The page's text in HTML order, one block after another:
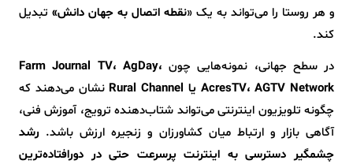
و هر روستا را می‌تواند به یک «نقطه اتصال به جهان دانش» تبدیل
کند.
در سطح جهانی، نمونه‌هایی چون Farm Journal TV، AgDay،
AcresTV، AGTV Network یا Rural Channel
نشان می‌دهند که
چگونه تلویزیون اینترنتی می‌تواند شتاب‌دهنده ترویج، آموزش فنی،
آگاهی بازار و ارتباط میان کشاورزان و زنجیره ارزش باشد. رشد
چشمگیر دسترسی به اینترنت پرسرعت حتی در دورافتاده‌ترین